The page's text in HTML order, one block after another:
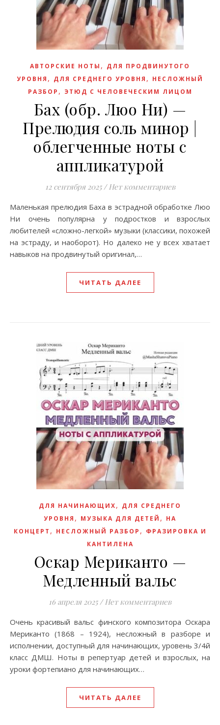
АВТОРСКИЕ НОТЫ , ДЛЯ ПРОДВИНУТОГО
УРОВНЯ , ДЛЯ СРЕДНЕГО УРОВНЯ , НЕСЛОЖНЫЙ
РАЗБОР , ЭТЮД С ЧЕЛОВЕЧЕСКИМ ЛИЦОМ
Бах (обр. Люо Ни) —
Прелюдия соль минор |
облегченные ноты с
аппликатурой
12 сентября 2025 / Нет комментариев
Маленькая прелюдия Баха в эстрадной обработке Люо
Ни очень популярна у подростков и взрослых
любителей «сложно-легкой» музыки (классики, похожей
на эстраду, и наоборот). Но далеко не у всех хватает
навыков на продвинутый оригинал,…
ЧИТАТЬ ДАЛЕЕ
ДЛЯ НАЧИНАЮЩИХ, ДЛЯ СРЕДНЕГО
УРОВНЯ , МУЗЫКА ДЛЯ ДЕТЕЙ , НА
КОНЦЕРТ , НЕСЛОЖНЫЙ РАЗБОР , ФРАЗИРОВКА И
КАНТИЛЕНА
Оскар Мериканто —
Медленный вальс
16 апреля 2025 / Нет комментариев
Очень красивый вальс финского композитора Оскара
Мериканто (1868 – 1924), несложный в разборе и
исполнении, доступный для начинающих, уровень 3/4й
класс ДМШ. Ноты в репертуар детей и взрослых, на
уроки фортепиано для начинающих…
ЧИТАТЬ ДАЛЕЕ